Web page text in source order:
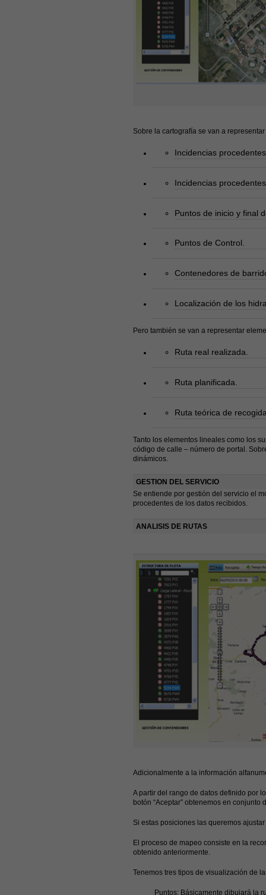
Sobre la cartografía se van a
Incidencias
Incidencias
Puntos de inicio y final
Puntos de Control.
Contenedores de
Localización de los
Pero también se van a representar
Ruta real realizada.
Ruta planificada.
Ruta teórica de
Tanto los elementos lineales como los
código de calle – número de portal.
dinámicos.
GESTION DEL SERVICIO
Se entiende por gestión del servicio el
procedentes de los datos recibidos.
ANALISIS DE RUTAS
Adicionalmente a la información
A partir del rango de datos definido por
botón “Aceptar” obtenemos en
Si estas posiciones las queremos
El proceso de mapeo consiste en la
obtenido anteriormente.
Tenemos tres tipos de visualización de
Puntos: Básicamente dibujará la